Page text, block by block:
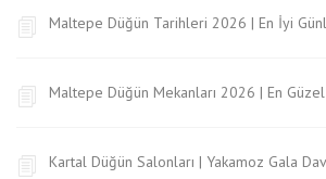
Maltepe Düğün Tarihleri 2026 | En İyi
Maltepe Düğün Mekanları 2026 | En
Kartal Düğün Salonları | Yakamoz Gala